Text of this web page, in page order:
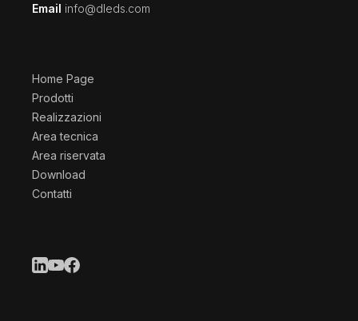
Email info@dleds.com
Home Page
Prodotti
Realizzazioni
Area tecnica
Area riservata
Download
Contatti